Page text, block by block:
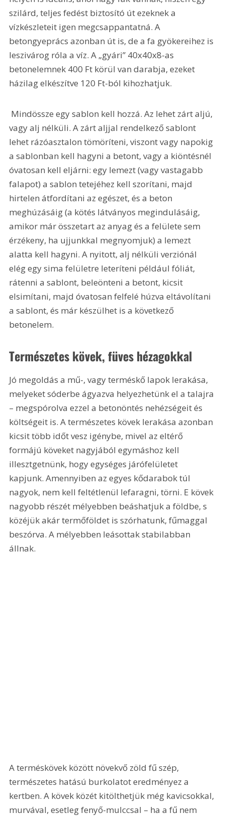
szilárd, teljes fedést biztosító út ezeknek a
vízkészleteit igen megcsappantatná. A
betongyeprács azonban út is, de a fa gyökereihez is
leszivárog róla a víz. A „gyári” 40x40x8-as
betonelemnek 400 Ft körül van darabja, ezeket
házilag elkészítve 120 Ft-ból kihozhatjuk.
vagy alj nélküli. A zárt aljjal rendelkező sablont
lehet rázóasztalon tömöríteni, viszont vagy napokig
a sablonban kell hagyni a betont, vagy a kiöntésnél
óvatosan kell eljárni: egy lemezt (vagy vastagabb
falapot) a sablon tetejéhez kell szorítani, majd
hirtelen átfordítani az egészet, és a beton
meghúzásáig (a kötés látványos megindulásáig,
amikor már összetart az anyag és a felülete sem
érzékeny, ha ujjunkkal megnyomjuk) a lemezt
alatta kell hagyni. A nyitott, alj nélküli verziónál
elég egy sima felületre leteríteni például fóliát,
rátenni a sablont, beleönteni a betont, kicsit
elsimítani, majd óvatosan felfelé húzva eltávolítani
a sablont, és már készülhet is a következő
betonelem.
Természetes kövek, füves hézagokkal
Jó megoldás a mű-, vagy terméskő lapok lerakása,
melyeket sóderbe ágyazva helyezhetünk el a talajra
– megspórolva ezzel a betonöntés nehézségeit és
költségeit is. A természetes kövek lerakása azonban
kicsit több időt vesz igénybe, mivel az eltérő
formájú köveket nagyjából egymáshoz kell
illesztgetnünk, hogy egységes járófelületet
kapjunk. Amennyiben az egyes kődarabok túl
nagyok, nem kell feltétlenül lefaragni, törni. E kövek
nagyobb részét mélyebben beáshatjuk a földbe, s
közéjük akár termőföldet is szórhatunk, fűmaggal
beszórva. A mélyebben leásottak stabilabban
állnak.
A terméskövek között növekvő zöld fű szép,
természetes hatású burkolatot eredményez a
kertben. A kövek közét kitölthetjük még kavicsokkal,
murvával, esetleg fenyő-mulccsal – ha a fű nem